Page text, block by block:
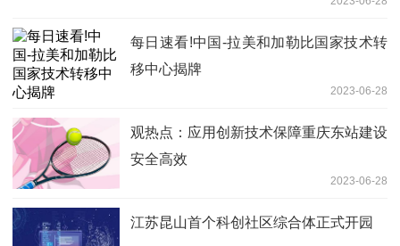
每日速看!中国-拉美和加勒比国家技术转
移中心揭牌
2023-06-28
观热点：应用创新技术保障重庆东站建设
安全高效
2023-06-28
江苏昆山首个科创社区综合体正式开园